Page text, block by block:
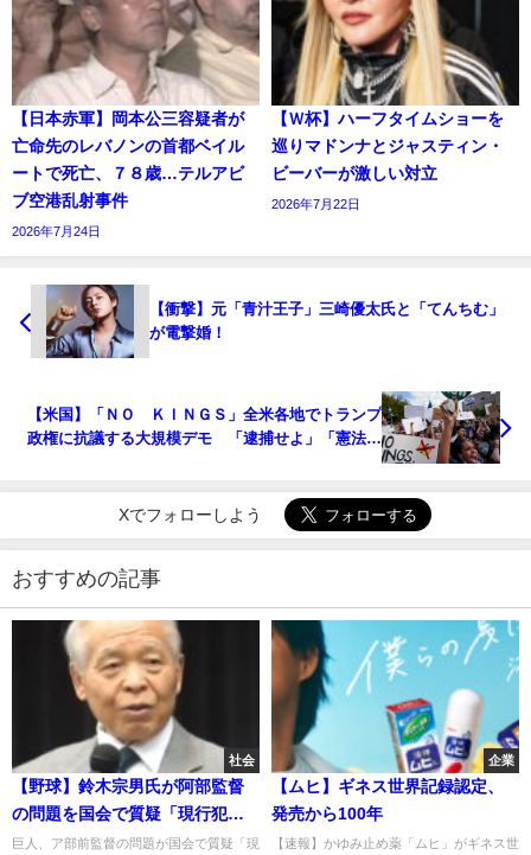
【日本赤軍】岡本公三容疑者が
亡命先のレバノンの首都ベイル
ートで死亡、７８歳…テルアビ
ブ空港乱射事件
2026年7月24日
【Ｗ杯】ハーフタイムショーを
巡りマドンナとジャスティン・
ビーバーが激しい対立
2026年7月22日
【衝撃】元「青汁王子」三崎優太氏と「てんちむ」
が電撃婚！
【米国】「ＮＯ ＫＩＮＧＳ」全米各地でトランプ
政権に抗議する大規模デモ 「逮捕せよ」「憲法軽
Xでフォローしよう
おすすめの記事
社会
【野球】鈴木宗男氏が阿部監督
の問題を国会で質疑「現行犯逮
捕の事案でなく行き過ぎ」 警
巨人、ア部前監督の問題が国会で質疑「現
企業
【ムヒ】ギネス世界記録認定、
発売から100年
【速報】かゆみ止め薬「ムヒ」がギネス世